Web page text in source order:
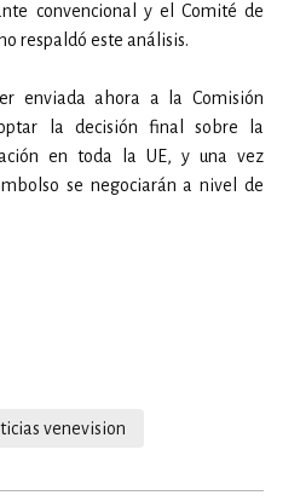
convencional y el Comité de
respaldó este análisis.
enviada ahora a la Comisión
la decisión final sobre la
en toda la UE, y una vez
se negociarán a nivel de
venevision